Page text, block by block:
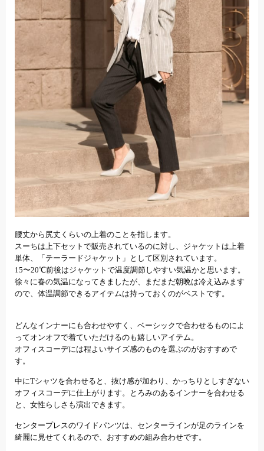
腰丈から尻丈くらいの上着のことを指します。
スーちは上下セットで販売されているのに対し、ジャケットは上着
単体、「テーラードジャケット」として区別されています。
15〜20℃前後はジャケットで温度調節しやすい気温かと思います。
徐々に春の気温になってきましたが、まだまだ朝晩は冷え込みます
ので、体温調節できるアイテムは持っておくのがベストです。
どんなインナーにも合わせやすく、ベーシックで合わせるものによ
ってオンオフで着ていただけるのも嬉しいアイテム。
オフィスコーデには程よいサイズ感のものを選ぶのがおすすめで
す。
中にTシャツを合わせると、抜け感が加わり、かっちりとしすぎない
オフィスコーデに仕上がります。とろみのあるインナーを合わせる
と、女性らしさも演出できます。
センタープレスのワイドパンツは、センターラインが足のラインを
綺麗に見せてくれるので、おすすめの組み合わせです。